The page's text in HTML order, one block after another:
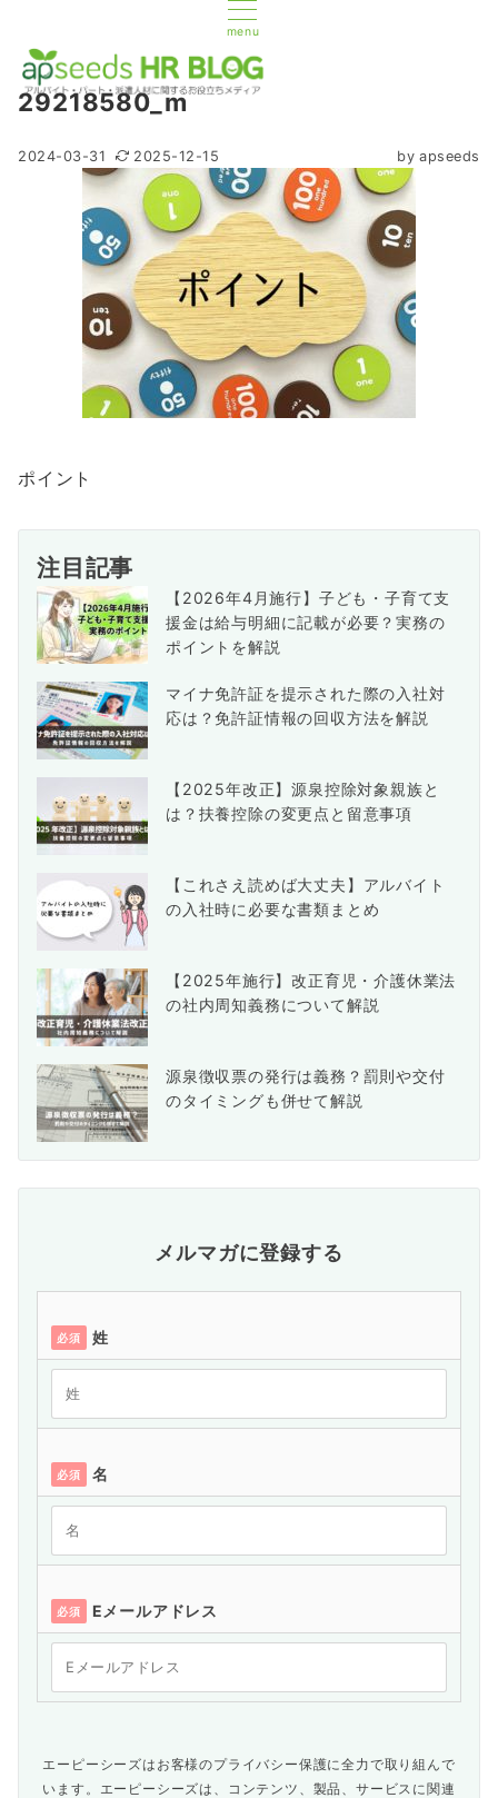
menu
29218580_m
2024-03-31 2025-12-15 by apseeds
ポイント
注目記事
【2026年4月施行】子ども・子育て支
援金は給与明細に記載が必要？実務の
ポイントを解説
マイナ免許証を提示された際の入社対
応は？免許証情報の回収方法を解説
【2025年改正】源泉控除対象親族と
は？扶養控除の変更点と留意事項
【これさえ読めば大丈夫】アルバイト
の入社時に必要な書類まとめ
【2025年施行】改正育児・介護休業法
の社内周知義務について解説
源泉徴収票の発行は義務？罰則や交付
のタイミングも併せて解説
メルマガに登録する
必須 姓
必須 名
必須 Eメールアドレス
エーピーシーズはお客様のプライバシー保護に全力で取り組んで
います。エーピーシーズは、コンテンツ、製品、サービスに関連